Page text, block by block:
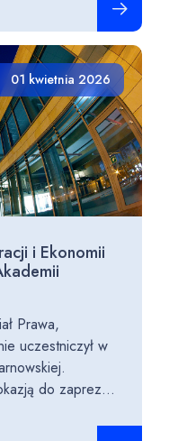
01 kwietnia 2026
i Ekonomii
Prawa,
uczestniczył w
do zaprez...